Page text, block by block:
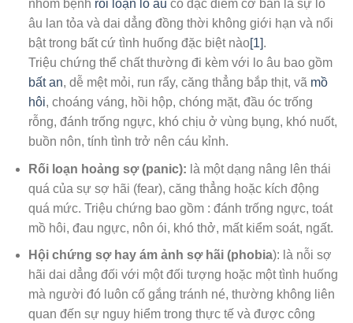
nhóm bệnh rối loạn lo âu có đặc điểm cơ bản là sự lo
âu lan tỏa và dai dẳng đồng thời không giới hạn và nổi
bật trong bất cứ tình huống đặc biệt nào[1].
Triệu chứng thể chất thường đi kèm với lo âu bao gồm
bất an, dễ mệt mỏi, run rẩy, căng thẳng bắp thịt, vã mồ
hôi, choáng váng, hồi hộp, chóng mặt, đầu óc trống
rỗng, đánh trống ngực, khó chịu ở vùng bụng, khó nuốt,
buồn nôn, tính tình trở nên cáu kỉnh.
Rối loạn hoảng sợ (panic): là một dạng nâng lên thái
quá của sự sợ hãi (fear), căng thẳng hoặc kích động
quá mức. Triệu chứng bao gồm : đánh trống ngực, toát
mồ hôi, đau ngực, nôn ói, khó thở, mất kiểm soát, ngất.
Hội chứng sợ hay ám ảnh sợ hãi (phobia): là nỗi sợ
hãi dai dẳng đối với một đối tượng hoặc một tình huống
mà người đó luôn cố gắng tránh né, thường không liên
quan đến sự nguy hiểm trong thực tế và được công